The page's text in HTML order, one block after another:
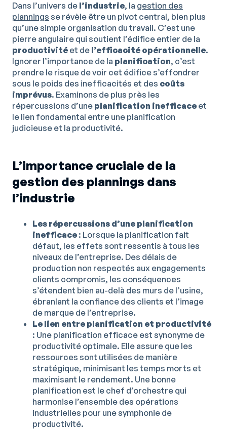
Dans l’univers de l’industrie, la gestion des
plannings se révèle être un pivot central, bien plus
qu’une simple organisation du travail. C’est une
pierre angulaire qui soutient l’édifice entier de la
productivité et de l’efficacité opérationnelle.
Ignorer l’importance de la planification, c’est
prendre le risque de voir cet édifice s’effondrer
sous le poids des inefficacités et des coûts
imprévus. Examinons de plus près les
répercussions d’une planification inefficace et
le lien fondamental entre une planification
judicieuse et la productivité.
L’importance cruciale de la
gestion des plannings dans
l’industrie
Les répercussions d’une planification
inefficace : Lorsque la planification fait
défaut, les effets sont ressentis à tous les
niveaux de l’entreprise. Des délais de
production non respectés aux engagements
clients compromis, les conséquences
s’étendent bien au-delà des murs de l’usine,
ébranlant la confiance des clients et l’image
de marque de l’entreprise.
Le lien entre planification et productivité
: Une planification efficace est synonyme de
productivité optimale. Elle assure que les
ressources sont utilisées de manière
stratégique, minimisant les temps morts et
maximisant le rendement. Une bonne
planification est le chef d’orchestre qui
harmonise l’ensemble des opérations
industrielles pour une symphonie de
productivité.